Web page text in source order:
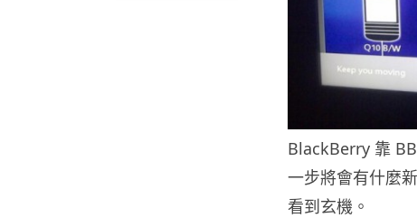
BlackBerry 靠
一步將會有什麼
看到玄機。